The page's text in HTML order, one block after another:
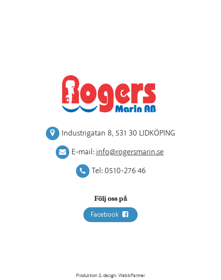
Industrigatan 8, 531 30 LIDKÖPING
E-mail:info@rogersmarin.se
Tel:0510-276 46
Följ oss på
Facebook
Produktion & design: WebbPartner